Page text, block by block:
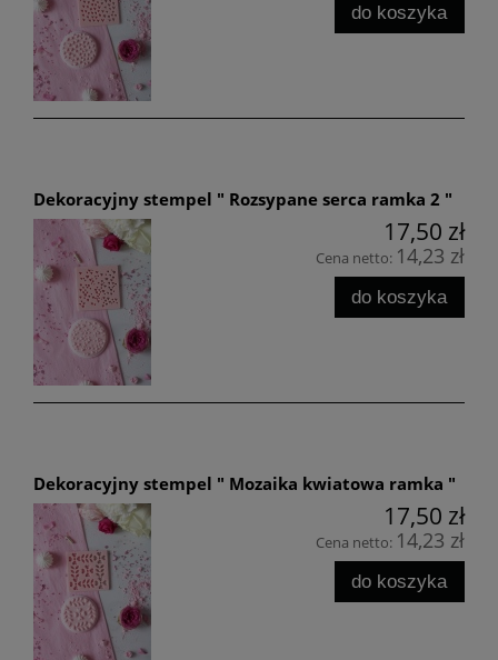
do koszyka
Dekoracyjny stempel " Rozsypane serca ramka 2 "
17,50 zł
Cena netto: 14,23 zł
do koszyka
Dekoracyjny stempel " Mozaika kwiatowa ramka "
17,50 zł
Cena netto: 14,23 zł
do koszyka